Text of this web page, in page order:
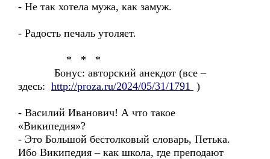
- Не так хотела мужа, как замуж.
- Радость печаль утоляет.
* * *
Бонус: авторский анекдот (все –
здесь: http://proza.ru/2024/05/31/1791 )
- Василий Иванович! А что такое
«Википедия»?
- Это Большой бестолковый словарь, Петька.
Ибо Википедия – как школа, где преподают